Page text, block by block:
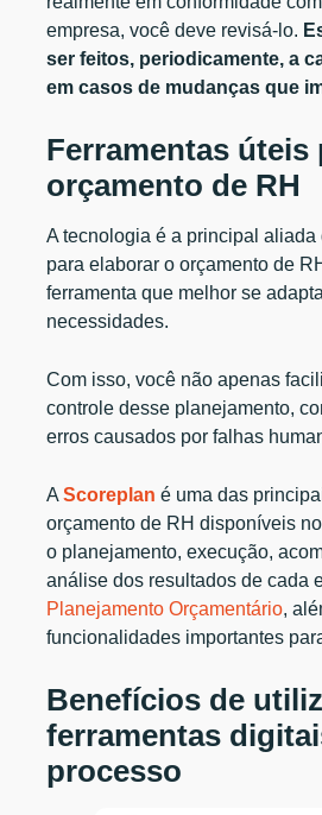
empresa, você deve revisá-lo.
ser feitos, periodicamente, a
em casos de mudanças que
Ferramentas úteis
orçamento de RH
A tecnologia é a principal aliada
para elaborar o orçamento de
ferramenta que melhor se
necessidades.
Com isso, você não apenas
controle desse planejamento,
erros causados por falhas
AScoreplan é uma das
orçamento de RH disponíveis
o planejamento, execução,
análise dos resultados de cada
Planejamento Orçamentário,
funcionalidades importantes
Benefícios de
ferramentas
processo